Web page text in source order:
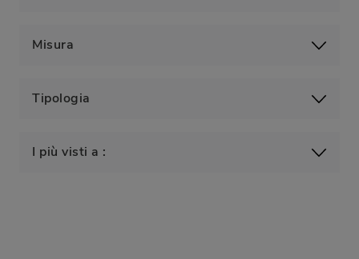
Misura
Tipologia
I più visti a :